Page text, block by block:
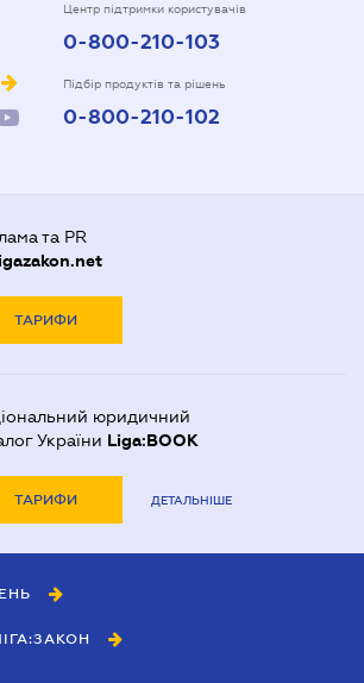
Центр підтримки користувачів
0-800-210-103
Підбір продуктів та рішень
0-800-210-102
та PR
ТАРИФИ
юридичний
України Liga:BOOK
ТАРИФИ ДЕТАЛЬНІШЕ